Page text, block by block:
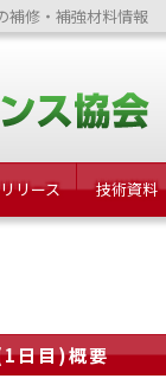
補修・補強材料情報
リース 技術資料
日目)概要